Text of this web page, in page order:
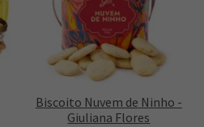
Biscoito Nuvem de Ninho -
Giuliana Flores